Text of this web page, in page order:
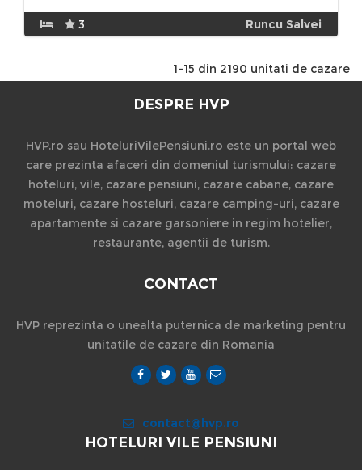
3 Runcu Salvei
1-15 din 2190 unitati de cazare
DESPRE HVP
HVP.ro sau HoteluriVilePensiuni.ro este un portal web
care prezinta afaceri din domeniul turismului: cazare
hoteluri, vile, cazare pensiuni, cazare cabane, cazare
moteluri, cazare hosteluri, cazare camping-uri, cazare
apartamente si cazare garsoniere in regim hotelier,
restaurante, agentii de turism.
CONTACT
HVP reprezinta o unealta puternica de marketing pentru
unitatile de cazare din Romania
contact@hvp.ro
HOTELURI VILE PENSIUNI